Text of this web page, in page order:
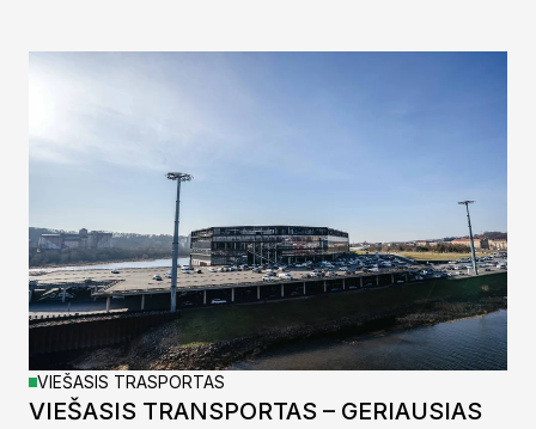
VIEŠASIS TRASPORTAS
VIEŠASIS TRANSPORTAS – GERIAUSIAS